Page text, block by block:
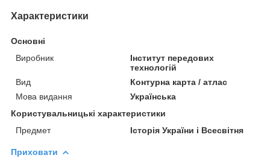
Характеристики
Основні
Виробник
Інститут передових
технологій
Вид
Контурна карта / атлас
Мова видання
Українська
Користувальницькі характеристики
Предмет
Історія України і Всесвітня
Приховати